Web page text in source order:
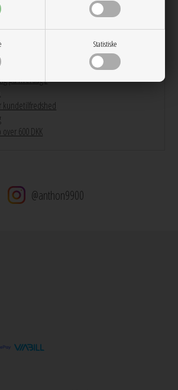
Statistiske
& polyester
på hverdage
kundetilfredshed
600 DKK
@anthon9900